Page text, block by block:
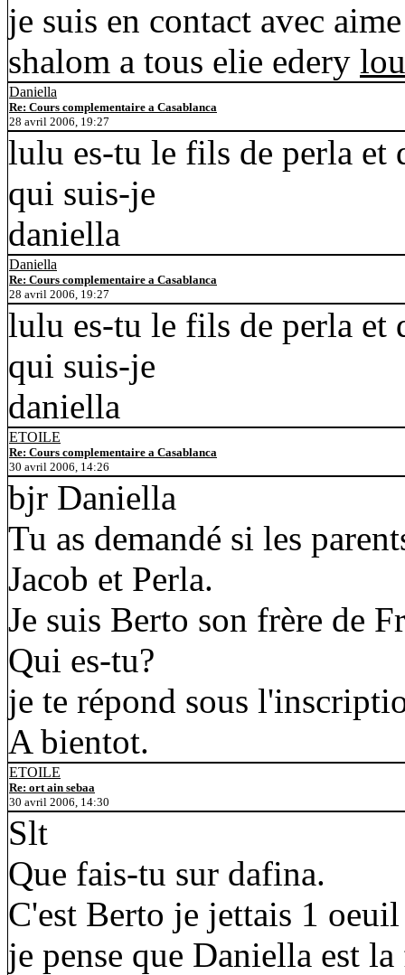
je suis en contact avec
shalom a tous elie edery
Daniella
Re: Cours complementaire a Casablanca
28 avril 2006, 19:27
lulu es-tu le fils de perla et
qui suis-je
daniella
Daniella
Re: Cours complementaire a Casablanca
28 avril 2006, 19:27
lulu es-tu le fils de perla et
qui suis-je
daniella
ETOILE
Re: Cours complementaire a Casablanca
30 avril 2006, 14:26
bjr Daniella
Tu as demandé si les
Jacob et Perla.
Je suis Berto son frère de
Qui es-tu?
je te répond sous
A bientot.
ETOILE
Re: ort ain sebaa
30 avril 2006, 14:30
Slt
Que fais-tu sur dafina.
C'est Berto je jettais 1
je pense que Daniella est